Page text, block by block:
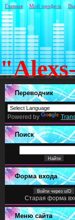
Главная Мой профиль
Переводчик
Powered by
Поиск
Форма входа
Войти через uID
Старая форма
Меню сайта